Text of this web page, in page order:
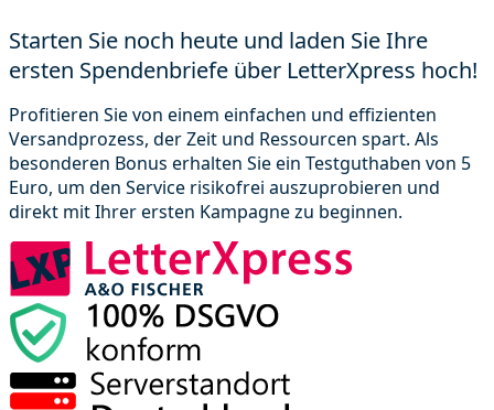
Starten Sie noch heute und laden Sie Ihre
ersten Spendenbriefe über LetterXpress hoch!
Profitieren Sie von einem einfachen und effizienten
Versandprozess, der Zeit und Ressourcen spart. Als
besonderen Bonus erhalten Sie ein Testguthaben von 5
Euro, um den Service risikofrei auszuprobieren und
direkt mit Ihrer ersten Kampagne zu beginnen.